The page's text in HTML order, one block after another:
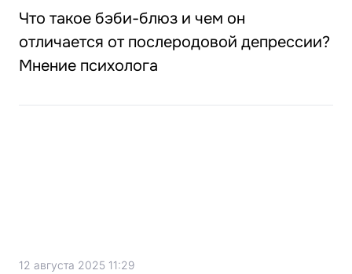
Что такое бэби-блюз и чем он
отличается от послеродовой депрессии?
Мнение психолога
12 августа 2025 11:29